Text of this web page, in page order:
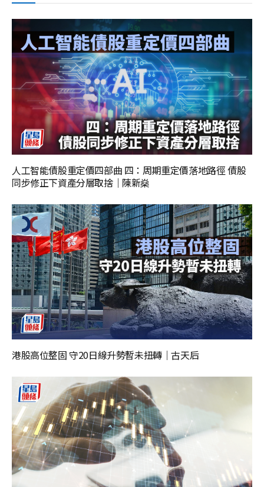
人工智能債股重定價四部曲 四：周期重定價落地路徑 債股
同步修正下資產分層取捨｜陳新燊
港股高位整固 守20日線升勢暫未扭轉｜古天后